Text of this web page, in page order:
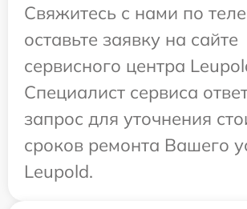
Свяжитесь с нами по
оставьте заявку на сайте
сервисного центра
Специалист сервиса
запрос для уточнения
сроков ремонта Вашего
Leupold.